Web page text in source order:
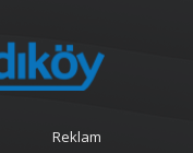
Reklam